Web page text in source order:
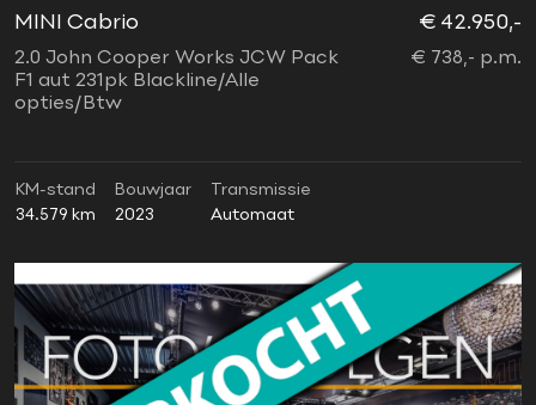
MINI Cabrio
2.0 John Cooper Works JCW Pack
F1 aut 231pk Blackline/Alle
opties/Btw
€ 42.950,-
€ 738,- p.m.
KM-stand
34.579 km
Bouwjaar
2023
Transmissie
Automaat